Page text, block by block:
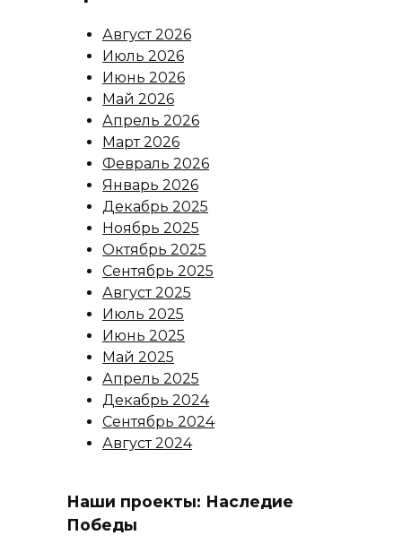
Август 2026
Июль 2026
Июнь 2026
Май 2026
Апрель 2026
Март 2026
Февраль 2026
Январь 2026
Декабрь 2025
Ноябрь 2025
Октябрь 2025
Сентябрь 2025
Август 2025
Июль 2025
Июнь 2025
Май 2025
Апрель 2025
Декабрь 2024
Сентябрь 2024
Август 2024
Наши проекты: Наследие
Победы